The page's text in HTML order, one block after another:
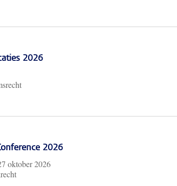
2026
2026
oktober 2026